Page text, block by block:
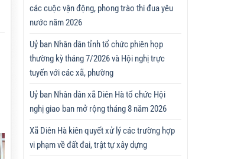
các cuộc vận động, phong trào thi đua yêu
nước năm 2026
Uỷ ban Nhân dân tỉnh tổ chức phiên họp
thường kỳ tháng 7/2026 và Hội nghị trực
tuyến với các xã, phường
Uỷ ban Nhân dân xã Diên Hà tổ chức Hội
nghị giao ban mở rộng tháng 8 năm 2026
Xã Diên Hà kiên quyết xử lý các trường hợp
vi phạm về đất đai, trật tự xây dựng